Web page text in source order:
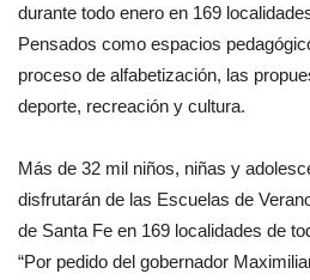
durante todo enero en 169
Pensados como espacios
proceso de alfabetización, las
deporte, recreación y cultura.
Más de 32 mil niños, niñas y
disfrutarán de las Escuelas de
de Santa Fe en 169 localidades de
“Por pedido del gobernador